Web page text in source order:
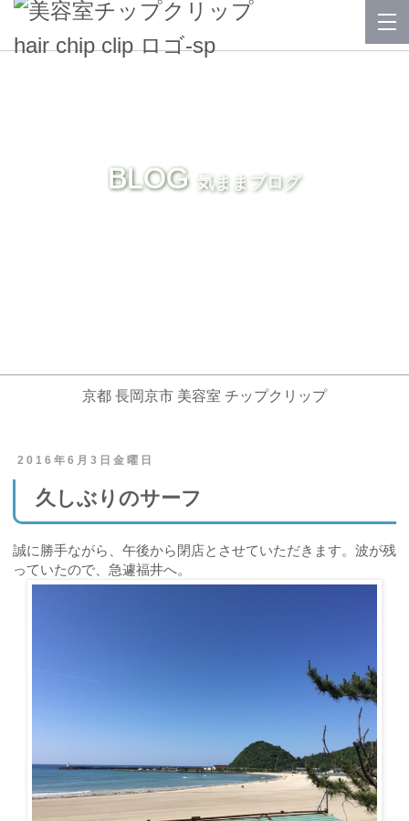
BLOG 気ままブログ
京都 長岡京市 美容室 チップクリップ
2016年6月3日金曜日
久しぶりのサーフ
誠に勝手ながら、午後から閉店とさせていただきます。波が残
っていたので、急遽福井へ。